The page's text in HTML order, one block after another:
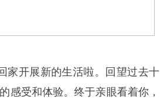
家开展新的生活啦。回望过去十
感受和体验。终于亲眼看着你，